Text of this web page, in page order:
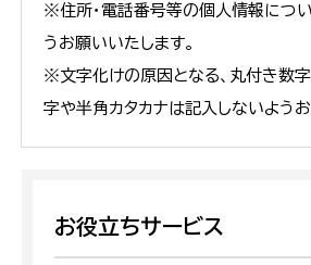
※住所・電話番号等の個人情報につ
うお願いいたします。
※文字化けの原因となる、丸付き数
字や半角カタカナは記入しないようお
お役立ちサービス